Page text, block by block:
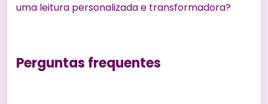
uma leitura personalizada e transformadora?
Perguntas frequentes